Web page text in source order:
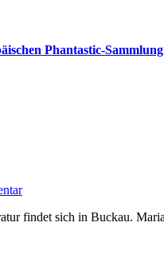
Phantastic-Sammlung